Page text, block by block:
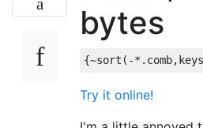
bytes
{~sort (-*. comb, keys
Try it online!